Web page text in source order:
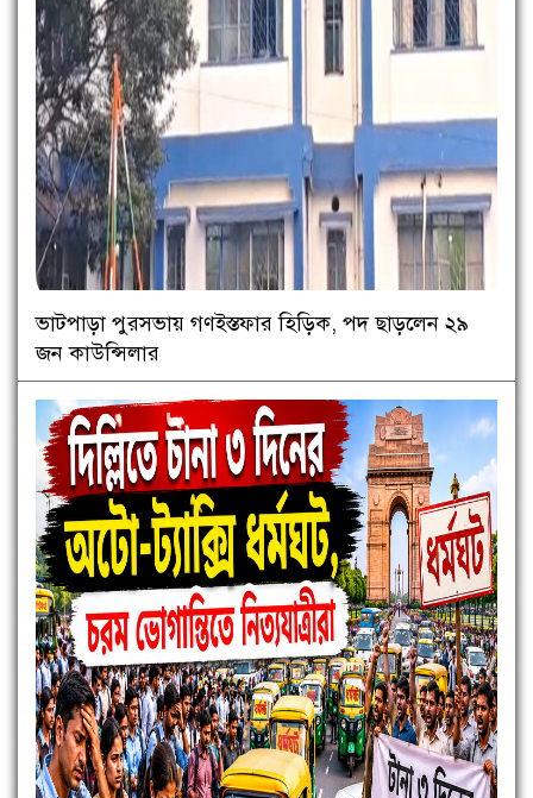
ভাটপাড়া পুরসভায় গণইস্তফার হিড়িক, পদ ছাড়লেন ২৯
জন কাউন্সিলার